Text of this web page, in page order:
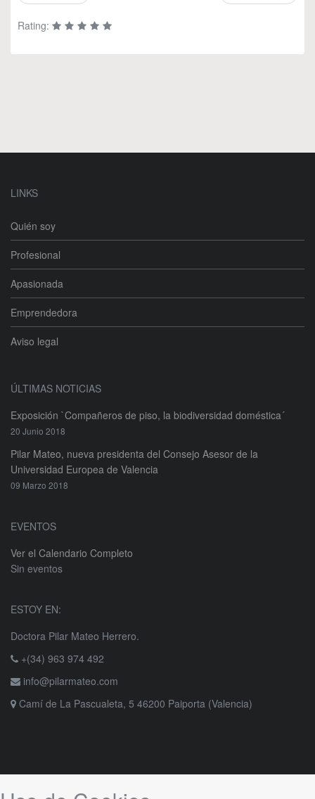
Rating:
LINKS
Quién soy
Profesional
Apasionada
Emprendedora
Aviso legal
ÚLTIMAS NOTICIAS
Exposición `Compañeros de piso, la biodiversidad doméstica´
20 Junio 2018
Pilar Mateo, nueva presidenta del Consejo Asesor de la
Universidad Europea de Valencia
09 Marzo 2018
EVENTOS
Ver el Calendario Completo
Sin eventos
ESTOY EN:
Doctora Pilar Mateo Herrero.
+(34) 963 974 492
info@pilarmateo.com
Camí de La Pascualeta, 5 46200 Paiporta (Valencia)